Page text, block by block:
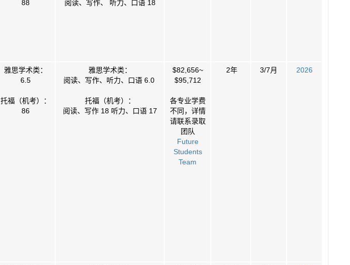
88
阅读、写作、 听力、口语 18
雅思学术类：
6.5
托福（机考）：
86
雅思学术类：
阅读、写作、听力、口语 6.0
托福（机考）：
阅读、写作 18 听力、口语 17
$82,656~
$95,712
各专业学费
不同，详情
请联系录取
团队
Future
Students
Team
2年 3/7月 2026